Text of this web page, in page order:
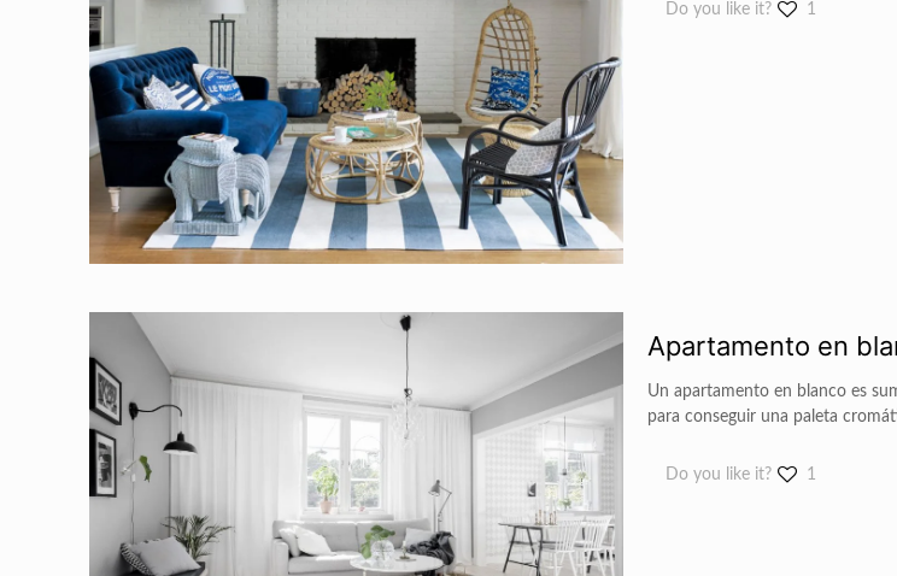
Do you like it? 1
Apartamento en
Un apartamento en blanco es
para conseguir una paleta
Do you like it? 1